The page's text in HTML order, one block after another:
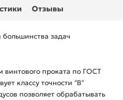
Отзывы
большинства задач
винтового проката по ГОСТ
классу точности ″В″
позволяет обрабатывать